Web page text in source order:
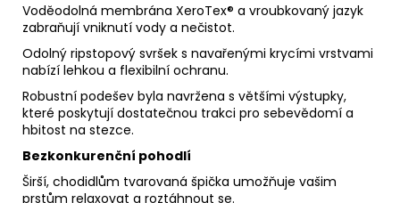
Voděodolná membrána XeroTex® a vroubkovaný jazyk
zabraňují vniknutí vody a nečistot.
Odolný ripstopový svršek s navařenými krycími vrstvami
nabízí lehkou a flexibilní ochranu.
Robustní podešev byla navržena s většími výstupky,
které poskytují dostatečnou trakci pro sebevědomí a
hbitost na stezce.
Bezkonkurenční pohodlí
Širší, chodidlům tvarovaná špička umožňuje vašim
prstům relaxovat a roztáhnout se.